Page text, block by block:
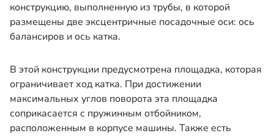
конструкцию, выполненную из трубы, в которой
размещены две эксцентричные посадочные оси: ось
балансиров и ось катка.
В этой конструкции предусмотрена площадка, которая
ограничивает ход катка. При достижении
максимальных углов поворота эта площадка
соприкасается с пружинным отбойником,
расположенным в корпусе машины. Также есть